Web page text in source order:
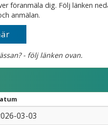
föranmäla dig. Följ länken
anmälan.
- följ länken ovan.
03-03